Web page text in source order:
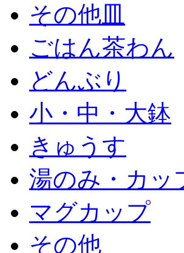
その他皿
ごはん茶わん
どんぶり
小・中・大鉢
きゅうす
湯のみ・カッ
マグカップ
その他